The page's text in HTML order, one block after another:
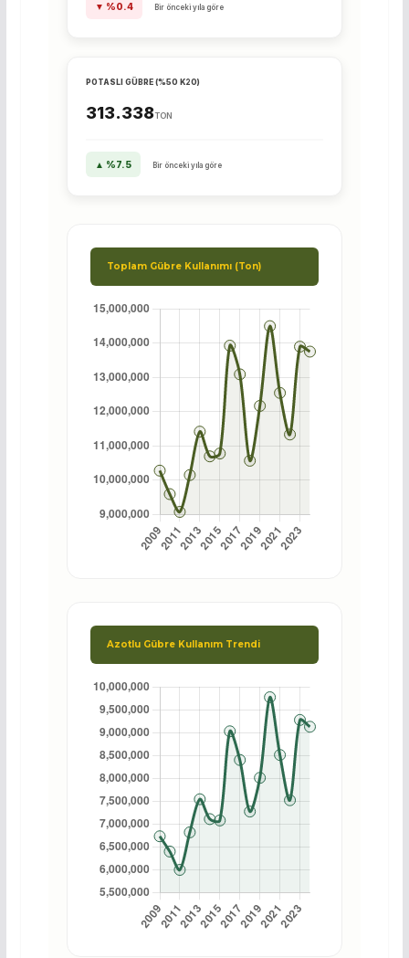
▼ %0.4 Bir önceki yıla göre
POTASLI GÜBRE (%50 K2O)
313.338TON
▲ %7.5 Bir önceki yıla göre
Toplam Gübre Kullanımı (Ton)
Azotlu Gübre Kullanım Trendi